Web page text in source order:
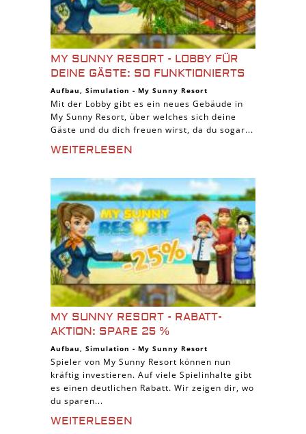
MY SUNNY RESORT - LOBBY FÜR
DEINE GÄSTE: SO FUNKTIONIERTS
Aufbau, Simulation - My Sunny Resort
Mit der Lobby gibt es ein neues Gebäude in
My Sunny Resort, über welches sich deine
Gäste und du dich freuen wirst, da du sogar...
WEITERLESEN
MY SUNNY RESORT - RABATT-
AKTION: SPARE 25 %
Aufbau, Simulation - My Sunny Resort
Spieler von My Sunny Resort können nun
kräftig investieren. Auf viele Spielinhalte gibt
es einen deutlichen Rabatt. Wir zeigen dir, wo
du sparen...
WEITERLESEN